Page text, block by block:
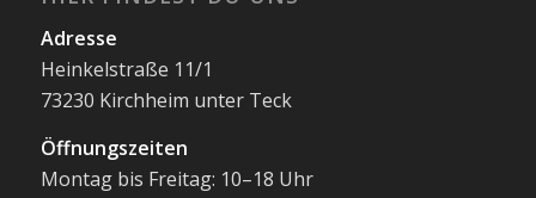
Adresse
Heinkelstraße 11/1
73230 Kirchheim unter Teck
Öffnungszeiten
Montag bis Freitag: 10–18 Uhr